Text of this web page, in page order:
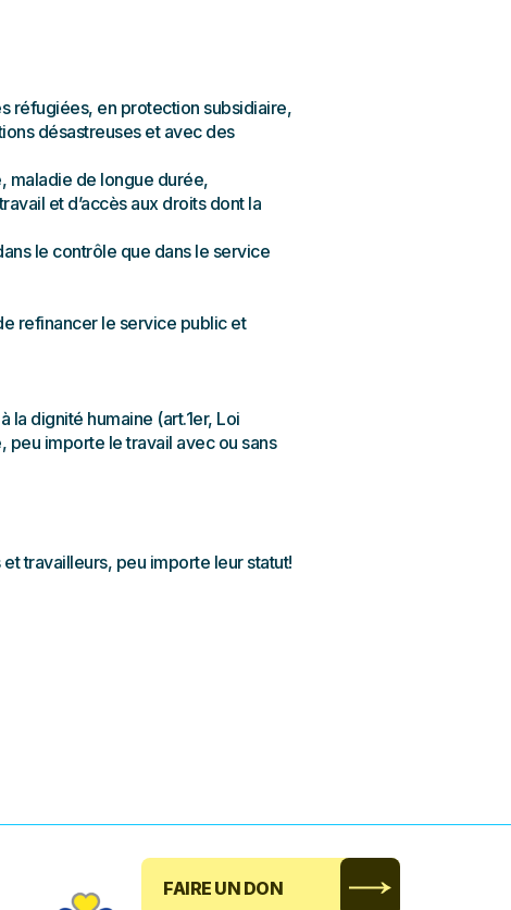
réfugiées, en protection subsidiaire,
désastreuses et avec des
maladie de longue durée,
et d’accès aux droits dont la
le contrôle que dans le service
refinancer le service public et
dignité humaine (art.1er, Loi
peu importe le travail avec ou sans
travailleurs, peu importe leur statut!
FAIRE UN DON